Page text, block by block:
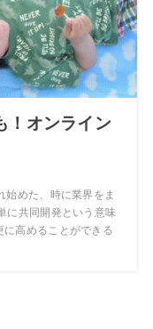
！オンライン
始めた、時に業界をま
に共同開発という意味
に高めることができる